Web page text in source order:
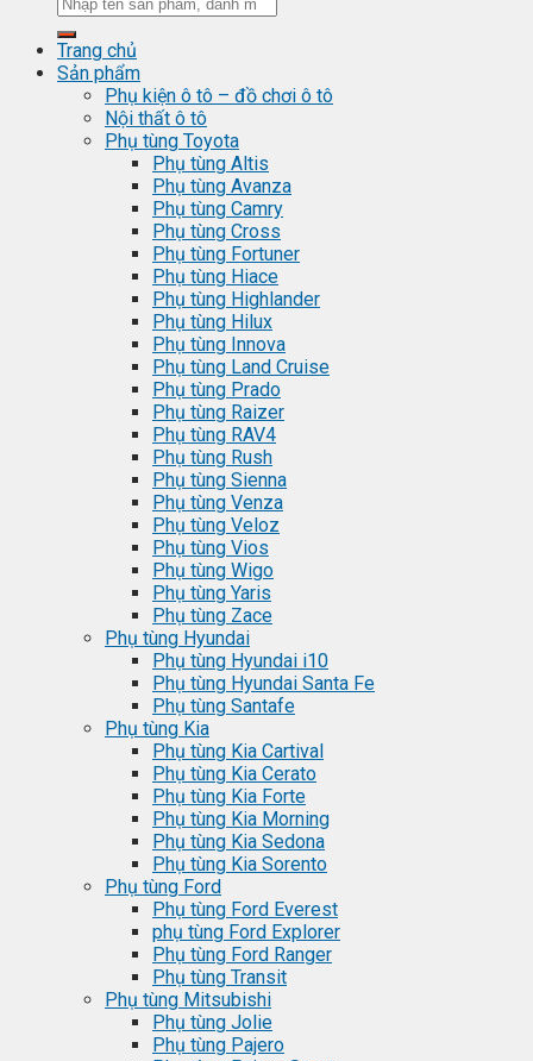
Trang chủ
Sản phẩm
Phụ kiện ô tô – đồ chơi ô tô
Nội thất ô tô
Phụ tùng Toyota
Phụ tùng Altis
Phụ tùng Avanza
Phụ tùng Camry
Phụ tùng Cross
Phụ tùng Fortuner
Phụ tùng Hiace
Phụ tùng Highlander
Phụ tùng Hilux
Phụ tùng Innova
Phụ tùng Land Cruise
Phụ tùng Prado
Phụ tùng Raizer
Phụ tùng RAV4
Phụ tùng Rush
Phụ tùng Sienna
Phụ tùng Venza
Phụ tùng Veloz
Phụ tùng Vios
Phụ tùng Wigo
Phụ tùng Yaris
Phụ tùng Zace
Phụ tùng Hyundai
Phụ tùng Hyundai i10
Phụ tùng Hyundai Santa Fe
Phụ tùng Santafe
Phụ tùng Kia
Phụ tùng Kia Cartival
Phụ tùng Kia Cerato
Phụ tùng Kia Forte
Phụ tùng Kia Morning
Phụ tùng Kia Sedona
Phụ tùng Kia Sorento
Phụ tùng Ford
Phụ tùng Ford Everest
phụ tùng Ford Explorer
Phụ tùng Ford Ranger
Phụ tùng Transit
Phụ tùng Mitsubishi
Phụ tùng Jolie
Phụ tùng Pajero